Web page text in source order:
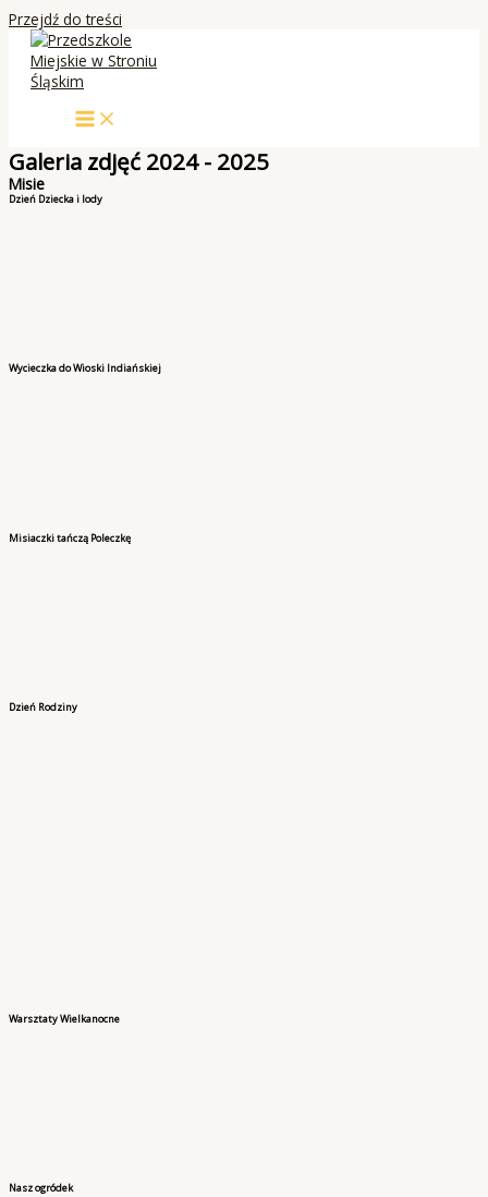
Przejdź do treści
Galeria zdjęć 2024 - 2025
Misie
Dzień Dziecka i lody
Wycieczka do Wioski Indiańskiej
Misiaczki tańczą Poleczkę
Dzień Rodziny
Warsztaty Wielkanocne
Nasz ogródek